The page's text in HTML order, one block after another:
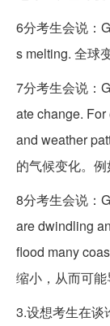
6分考生会说：
s melting. 全球
7分考生会说：
ate change.
and weather
的气候变化。例
8分考生会说：
are dwindling
flood many
缩小，从而可能
3.设想考生在谈